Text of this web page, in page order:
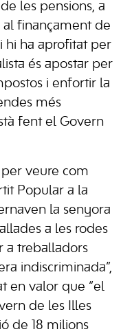
les pensions, a
al finançament de
hi ha aprofitat per
és apostar per
i enfortir la
més
fent el Govern
veure com
Popular a la
la senyora
a les rodes
a treballadors
indiscriminada”,
en valor que “el
de les Illes
de 18 milions